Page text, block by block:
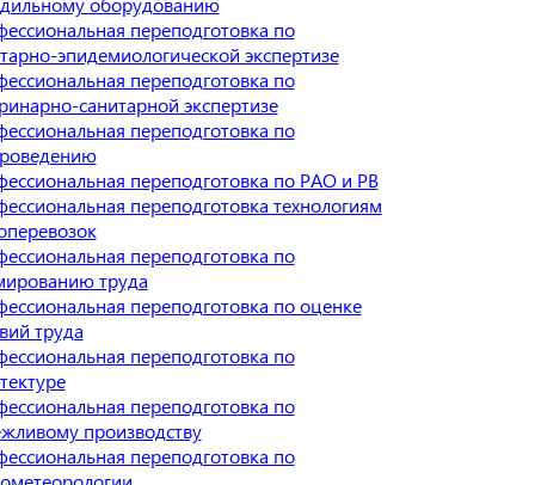
переподготовка по
эпидемиологической экспертизе
переподготовка по
санитарной экспертизе
переподготовка по
переподготовка по РАО и РВ
переподготовка технологиям
переподготовка по
труда
переподготовка по оценке
труда
переподготовка по
переподготовка по
производству
переподготовка по